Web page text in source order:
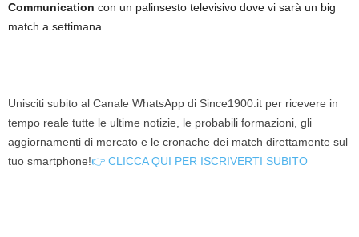
Communication con un palinsesto televisivo dove vi sarà un big
match a settimana.
Unisciti subito al Canale WhatsApp di Since1900.it per ricevere in
tempo reale tutte le ultime notizie, le probabili formazioni, gli
aggiornamenti di mercato e le cronache dei match direttamente sul
tuo smartphone!👉 CLICCA QUI PER ISCRIVERTI SUBITO